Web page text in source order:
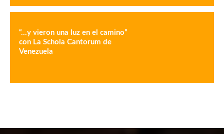
“…y vieron una luz en el camino”
con La Schola Cantorum de
Venezuela